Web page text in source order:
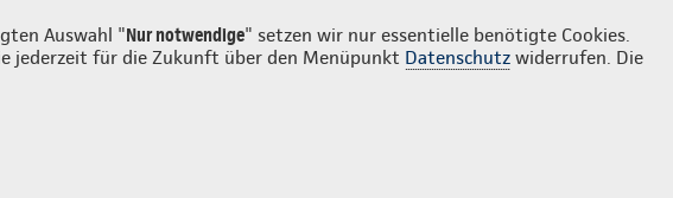
Auswahl "Nur notwendige" setzen wir nur essentielle benötigte Cookies.
jederzeit für die Zukunft über den Menüpunkt Datenschutz widerrufen. Die
Login Kontakt 02236 8869996